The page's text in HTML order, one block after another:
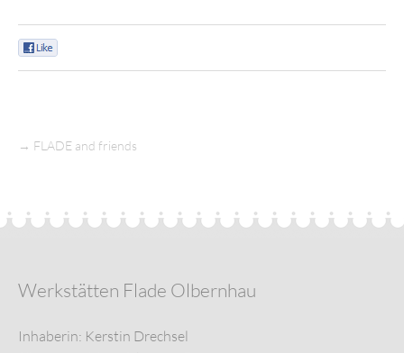
→ FLADE and friends
Werkstätten Flade Olbernhau
Inhaberin: Kerstin Drechsel